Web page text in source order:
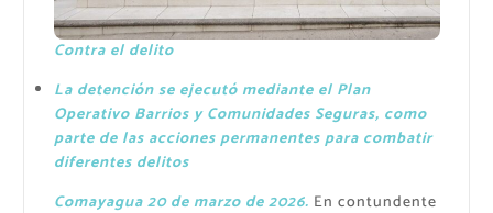
Contra el delito
La detención se ejecutó mediante el Plan
Operativo Barrios y Comunidades Seguras, como
parte de las acciones permanentes para combatir
diferentes delitos
Comayagua 20 de marzo de 2026. En contundente